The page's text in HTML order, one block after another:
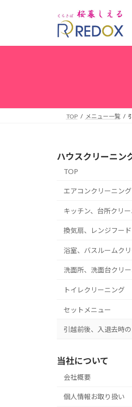
プ
動
TOP メニュー一覧
ハウスクリーニン
TOP
エアコンクリーニング
キッチン、台所クリ
換気扇、レンジフー
浴室、バスルームク
洗面所、洗面台クリ
トイレクリーニング
セットメニュー
引越前後、入退去時
当社について
会社概要
個人情報お取り扱い